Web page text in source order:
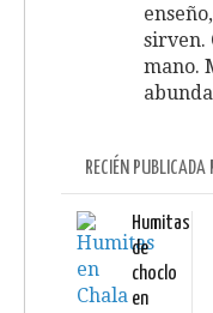
sirven.
mano.
RECIÉN
Humitas
de
choclo
en